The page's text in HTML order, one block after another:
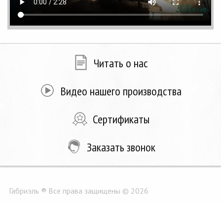
Читать о нас
Видео нашего производства
Сертификаты
Заказать звонок
Габриэль ® Все права защищены © 2026